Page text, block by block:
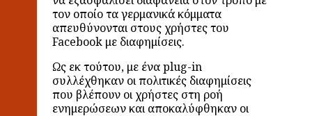
τον οποίο τα γερμανικά κόμματα
απευθύνονται στους χρήστες του
Facebook με διαφημίσεις.
Ως εκ τούτου, με ένα plug-in
συλλέχθηκαν οι πολιτικές διαφημίσεις
που βλέπουν οι χρήστες στη ροή
ενημερώσεων και αποκαλύφθηκαν οι